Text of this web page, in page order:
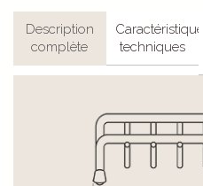
Description
complète
Caractéristiques
techniques